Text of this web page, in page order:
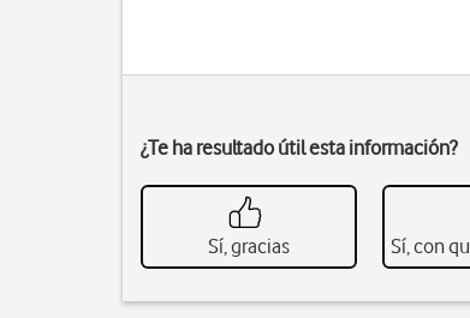
¿Te ha resultado útil esta información?
Sí, gracias Sí, con